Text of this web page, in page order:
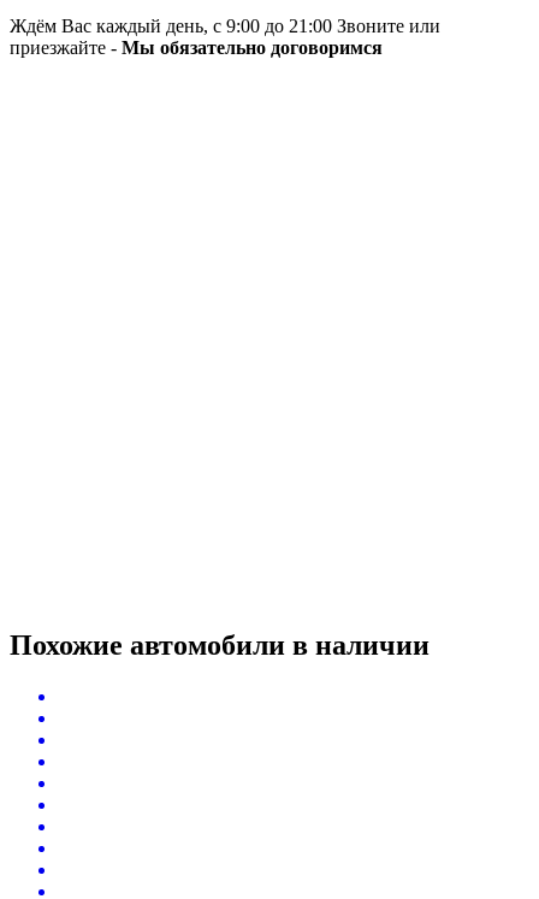
Ждём Вас каждый день, с 9:00 до 21:00 Звоните или
приезжайте - Мы обязательно договоримся
Похожие автомобили в наличии